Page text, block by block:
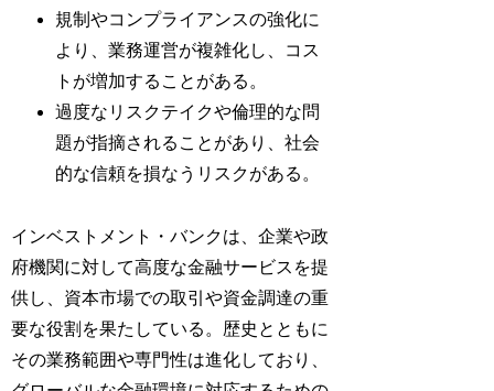
規制やコンプライアンスの強化に
より、業務運営が複雑化し、コス
トが増加することがある。
過度なリスクテイクや倫理的な問
題が指摘されることがあり、社会
的な信頼を損なうリスクがある。
インベストメント・バンクは、企業や政
府機関に対して高度な金融サービスを提
供し、資本市場での取引や資金調達の重
要な役割を果たしている。歴史とともに
その業務範囲や専門性は進化しており、